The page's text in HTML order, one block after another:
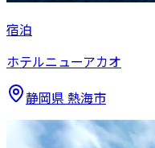
宿泊
ホテルニューアカオ
静岡県 熱海市